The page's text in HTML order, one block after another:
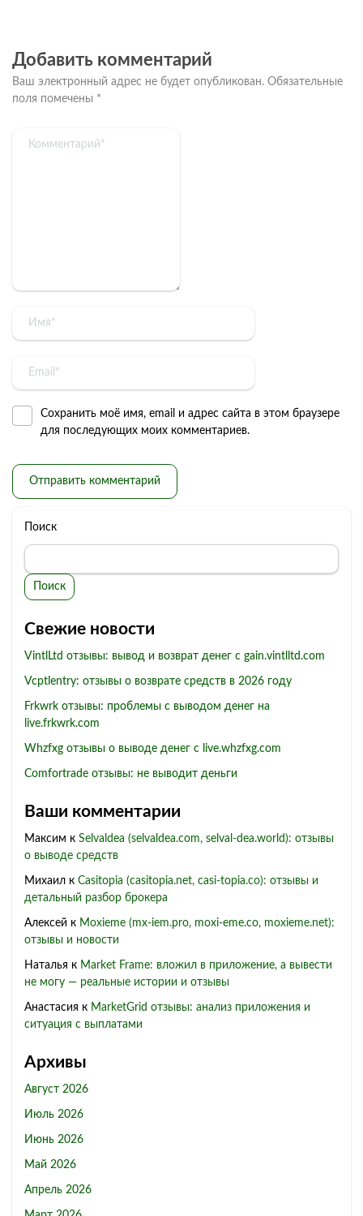
Добавить комментарий
Ваш электронный адрес не будет опубликован. Обязательные
поля помечены *
Сохранить моё имя, email и адрес сайта в этом браузере
для последующих моих комментариев.
Поиск
Поиск
Свежие новости
VintlLtd отзывы: вывод и возврат денег с gain.vintlltd.com
Vcptlentry: отзывы о возврате средств в 2026 году
Frkwrk отзывы: проблемы с выводом денег на
live.frkwrk.com
Whzfxg отзывы о выводе денег с live.whzfxg.com
Comfortrade отзывы: не выводит деньги
Ваши комментарии
Максим к Selvaldea (selvaldea.com, selval-dea.world): отзывы
о выводе средств
Михаил к Casitopia (casitopia.net, casi-topia.co): отзывы и
детальный разбор брокера
Алексей к Moxieme (mx-iem.pro, moxi-eme.co, moxieme.net):
отзывы и новости
Наталья к Market Frame: вложил в приложение, а вывести
не могу — реальные истории и отзывы
Анастасия к MarketGrid отзывы: анализ приложения и
ситуация с выплатами
Архивы
Август 2026
Июль 2026
Июнь 2026
Май 2026
Апрель 2026